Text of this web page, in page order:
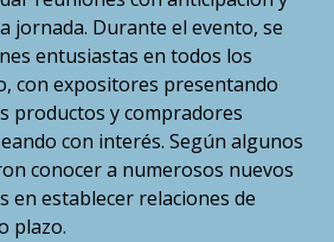
jornada. Durante el evento, se
entusiastas en todos los
con expositores presentando
productos y compradores
con interés. Según algunos
conocer a numerosos nuevos
en establecer relaciones de
plazo.